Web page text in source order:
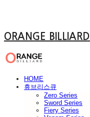
ORANGE BILLIARD
HOME
휴브리스큐
Zero Series
Sword Series
Fiery Series